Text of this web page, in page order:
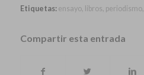
Etiquetas: ensayo, libros, periodismo,
Compartir esta entrada